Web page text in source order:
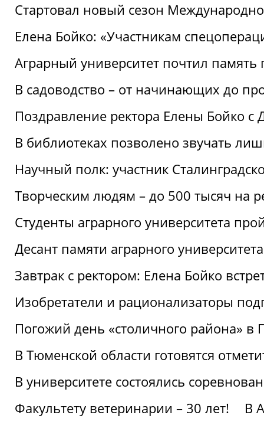
Стартовал новый сезон
Елена Бойко: «Участникам
Аграрный университет почтил
В садоводство – от начинающих до
Поздравление ректора Елены Бойко
В библиотеках позволено звучать
Научный полк: участник
Творческим людям – до 500 тысяч на
Студенты аграрного университета
Десант памяти аграрного
Завтрак с ректором: Елена Бойко
Изобретатели и рационализаторы
Погожий день «столичного района» в
В Тюменской области готовятся
В университете состоялись
Факультету ветеринарии – 30 лет!
В